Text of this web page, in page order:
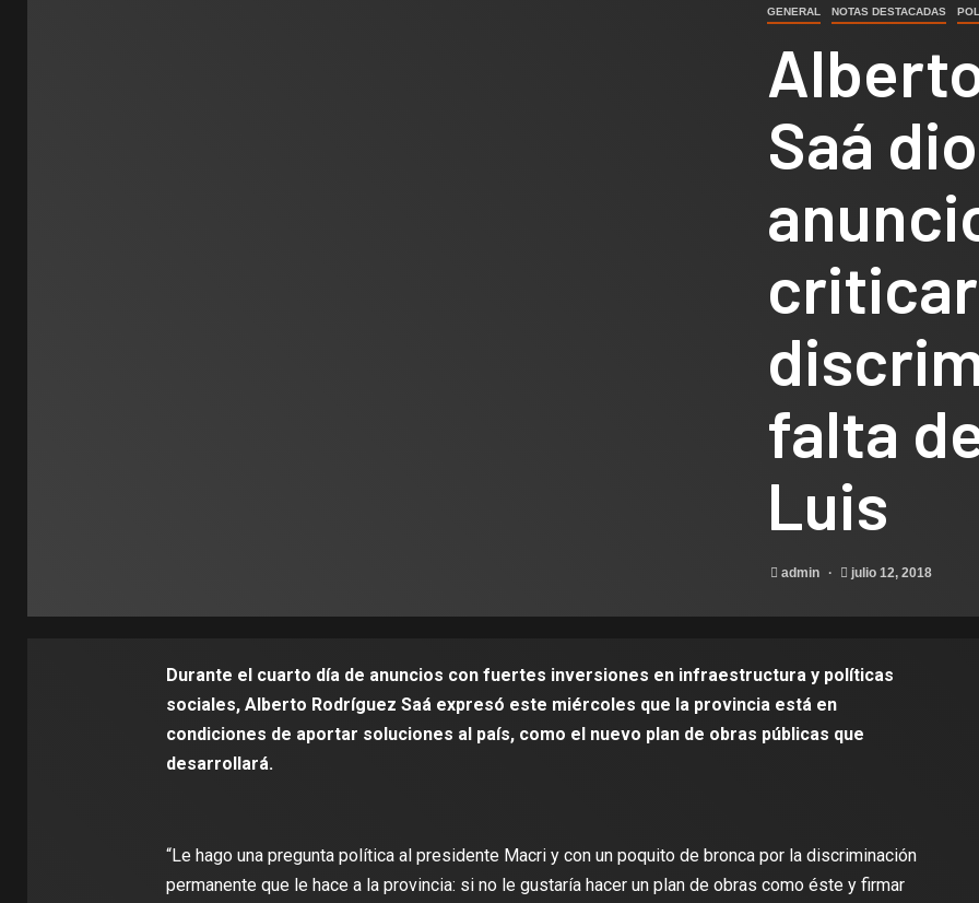
GENERAL NOTAS DESTACADAS
Saá
criticar
falta
Luis
admin julio 12, 2018
Durante el cuarto día de anuncios con fuertes inversiones en infraestructura y políticas
sociales, Alberto Rodríguez Saá expresó este miércoles que la provincia está en
condiciones de aportar soluciones al país, como el nuevo plan de obras públicas que
desarrollará.
“Le hago una pregunta política al presidente Macri y con un poquito de bronca por la discriminación
permanente que le hace a la provincia: si no le gustaría hacer un plan de obras como éste y firmar